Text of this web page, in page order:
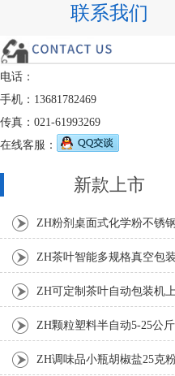
联系我们
电话：
手机：13681782469
传真：021-61993269
在线客服：
新款上市
ZH粉剂桌面式化学粉不锈
ZH茶叶智能多规格真空包
厂家 ZH可定制茶叶自动包装机
ZH颗粒塑料半自动5-25公
装机 ZH调味品小瓶胡椒盐25克